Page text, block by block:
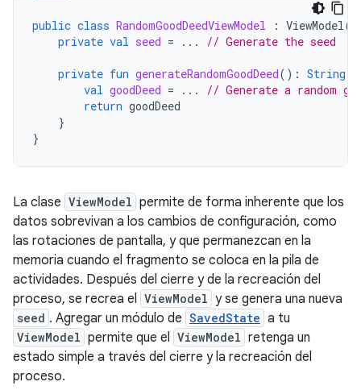
public class RandomGoodDeedViewModel : ViewModel()
private val seed = ... // Generate the seed
private fun generateRandomGoodDeed(): String
val goodDeed = ...
// Generate a random
return goodDeed
}
}
La clase ViewModel permite de forma inherente que los
datos sobrevivan a los cambios de configuración, como
las rotaciones de pantalla, y que permanezcan en la
memoria cuando el fragmento se coloca en la pila de
actividades. Después del cierre y de la recreación del
proceso, se recrea el
ViewModel y se genera una nueva
seed . Agregar un módulo de SavedState a tu
ViewModel permite que el ViewModel retenga un
estado simple a través del cierre y la recreación del
proceso.